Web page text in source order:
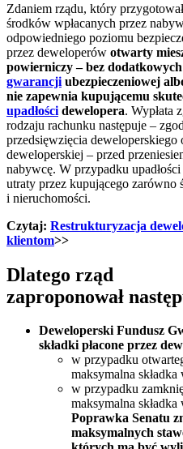
Zdaniem rządu, który
środków wpłacanych przez
odpowiedniego poziomu
przez deweloperów otwarty
powierniczy – bez
gwarancji ubezpieczeniowej
nie zapewnia kupującemu
upadłości dewelopera. Wypłata
rodzaju rachunku następuje –
przedsięwzięcia
deweloperskiej – przed
nabywcę. W przypadku
utraty przez kupującego
i nieruchomości.
Czytaj: Restrukturyzacja
klientom>>
Dlatego rząd
zaproponował
Deweloperski Fundusz
składki płacone przez
w przypadku
maksymalna
w przypadku
maksymalna
Poprawka Senatu
maksymalnych